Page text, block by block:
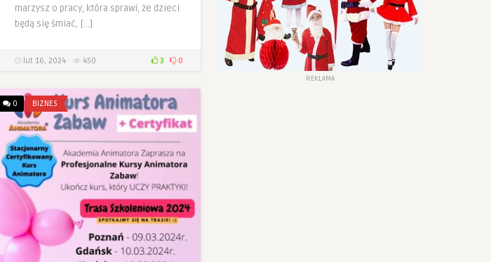
marzysz o pracy, która sprawi, że dzieci
będą się śmiać, […]
lut 16, 2024 450 3 0
REKLAMA
0 BIZNES